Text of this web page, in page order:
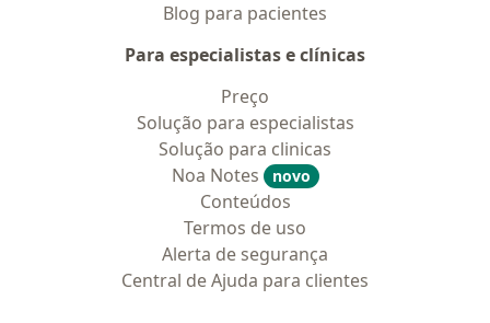
Blog para pacientes
Para especialistas e clínicas
Preço
Solução para especialistas
Solução para clinicas
Noa Notes
novo
Conteúdos
Termos de uso
Alerta de segurança
Central de Ajuda para clientes